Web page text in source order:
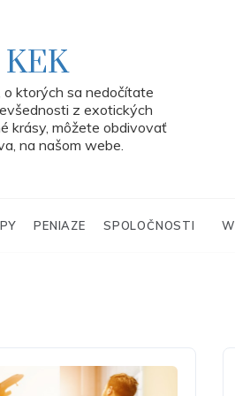
KEK
o ktorých sa nedočítate
z exotických
krásy, môžete obdivovať
na našom webe.
PENIAZE SPOLOČNOSTI